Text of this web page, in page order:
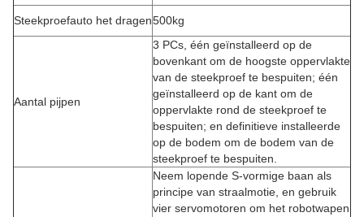
Steekproefauto het dragen500kg
Aantal pijpen
3 PCs, één geïnstalleerd op de
bovenkant om de hoogste oppervlakte
van de steekproef te bespuiten; één
geïnstalleerd op de kant om de
oppervlakte rond de steekproef te
bespuiten; en definitieve installeerde
op de bodem om de bodem van de
steekproef te bespuiten.
Neem lopende S-vormige baan als
principe van straalmotie, en gebruik
vier servomotoren om het robotwapen